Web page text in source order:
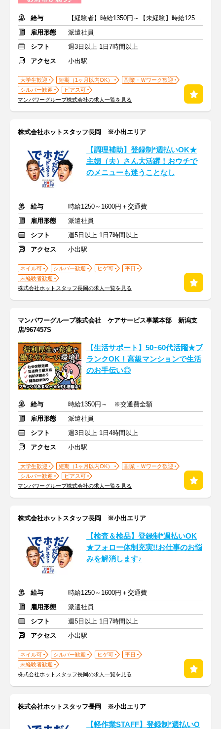
給与
【経験者】時給1350円～【未経験】時給1250円～ ※交通費全額
雇用形態
派遣社員
シフト
週3日以上 1日7時間以上
アクセス
小出駅
大学生歓迎 短期（1ヶ月以内OK）
副業・Ｗワーク歓迎
シルバー歓迎
ピアス可
マンパワーグループ株式会社の求人一覧を見る
株式会社ホットスタッフ長岡 ※小出エリア
【調理補助】登録制*週払いOK★
主婦（夫）さん大活躍！おウチで
のメニューも迷うことなし
給与
時給1250～1600円＋交通費
雇用形態
派遣社員
シフト
週5日以上 1日7時間以上
アクセス
小出駅
ネイル可 シルバー歓迎 ヒゲ可
平日
未経験者歓迎
株式会社ホットスタッフ長岡の求人一覧を見る
マンパワーグループ株式会社 ケアサービス事業本部 新潟支
店/967457S
【生活サポート】50~60代活躍★ブ
ランクOK！高級マンションで生活
のお手伝い◎
給与
時給1350円～ ※交通費全額
雇用形態
派遣社員
シフト
週3日以上 1日4時間以上
アクセス
小出駅
大学生歓迎 短期（1ヶ月以内OK）
副業・Ｗワーク歓迎
シルバー歓迎
ピアス可
マンパワーグループ株式会社の求人一覧を見る
株式会社ホットスタッフ長岡 ※小出エリア
【検査＆検品】登録制*週払いOK
★フォロー体制充実!!お仕事のお悩
みを解消します♪
給与
時給1250～1600円＋交通費
雇用形態
派遣社員
シフト
週5日以上 1日7時間以上
アクセス
小出駅
ネイル可 シルバー歓迎 ヒゲ可
平日
未経験者歓迎
株式会社ホットスタッフ長岡の求人一覧を見る
株式会社ホットスタッフ長岡 ※小出エリア
【軽作業STAFF】登録制*週払いO